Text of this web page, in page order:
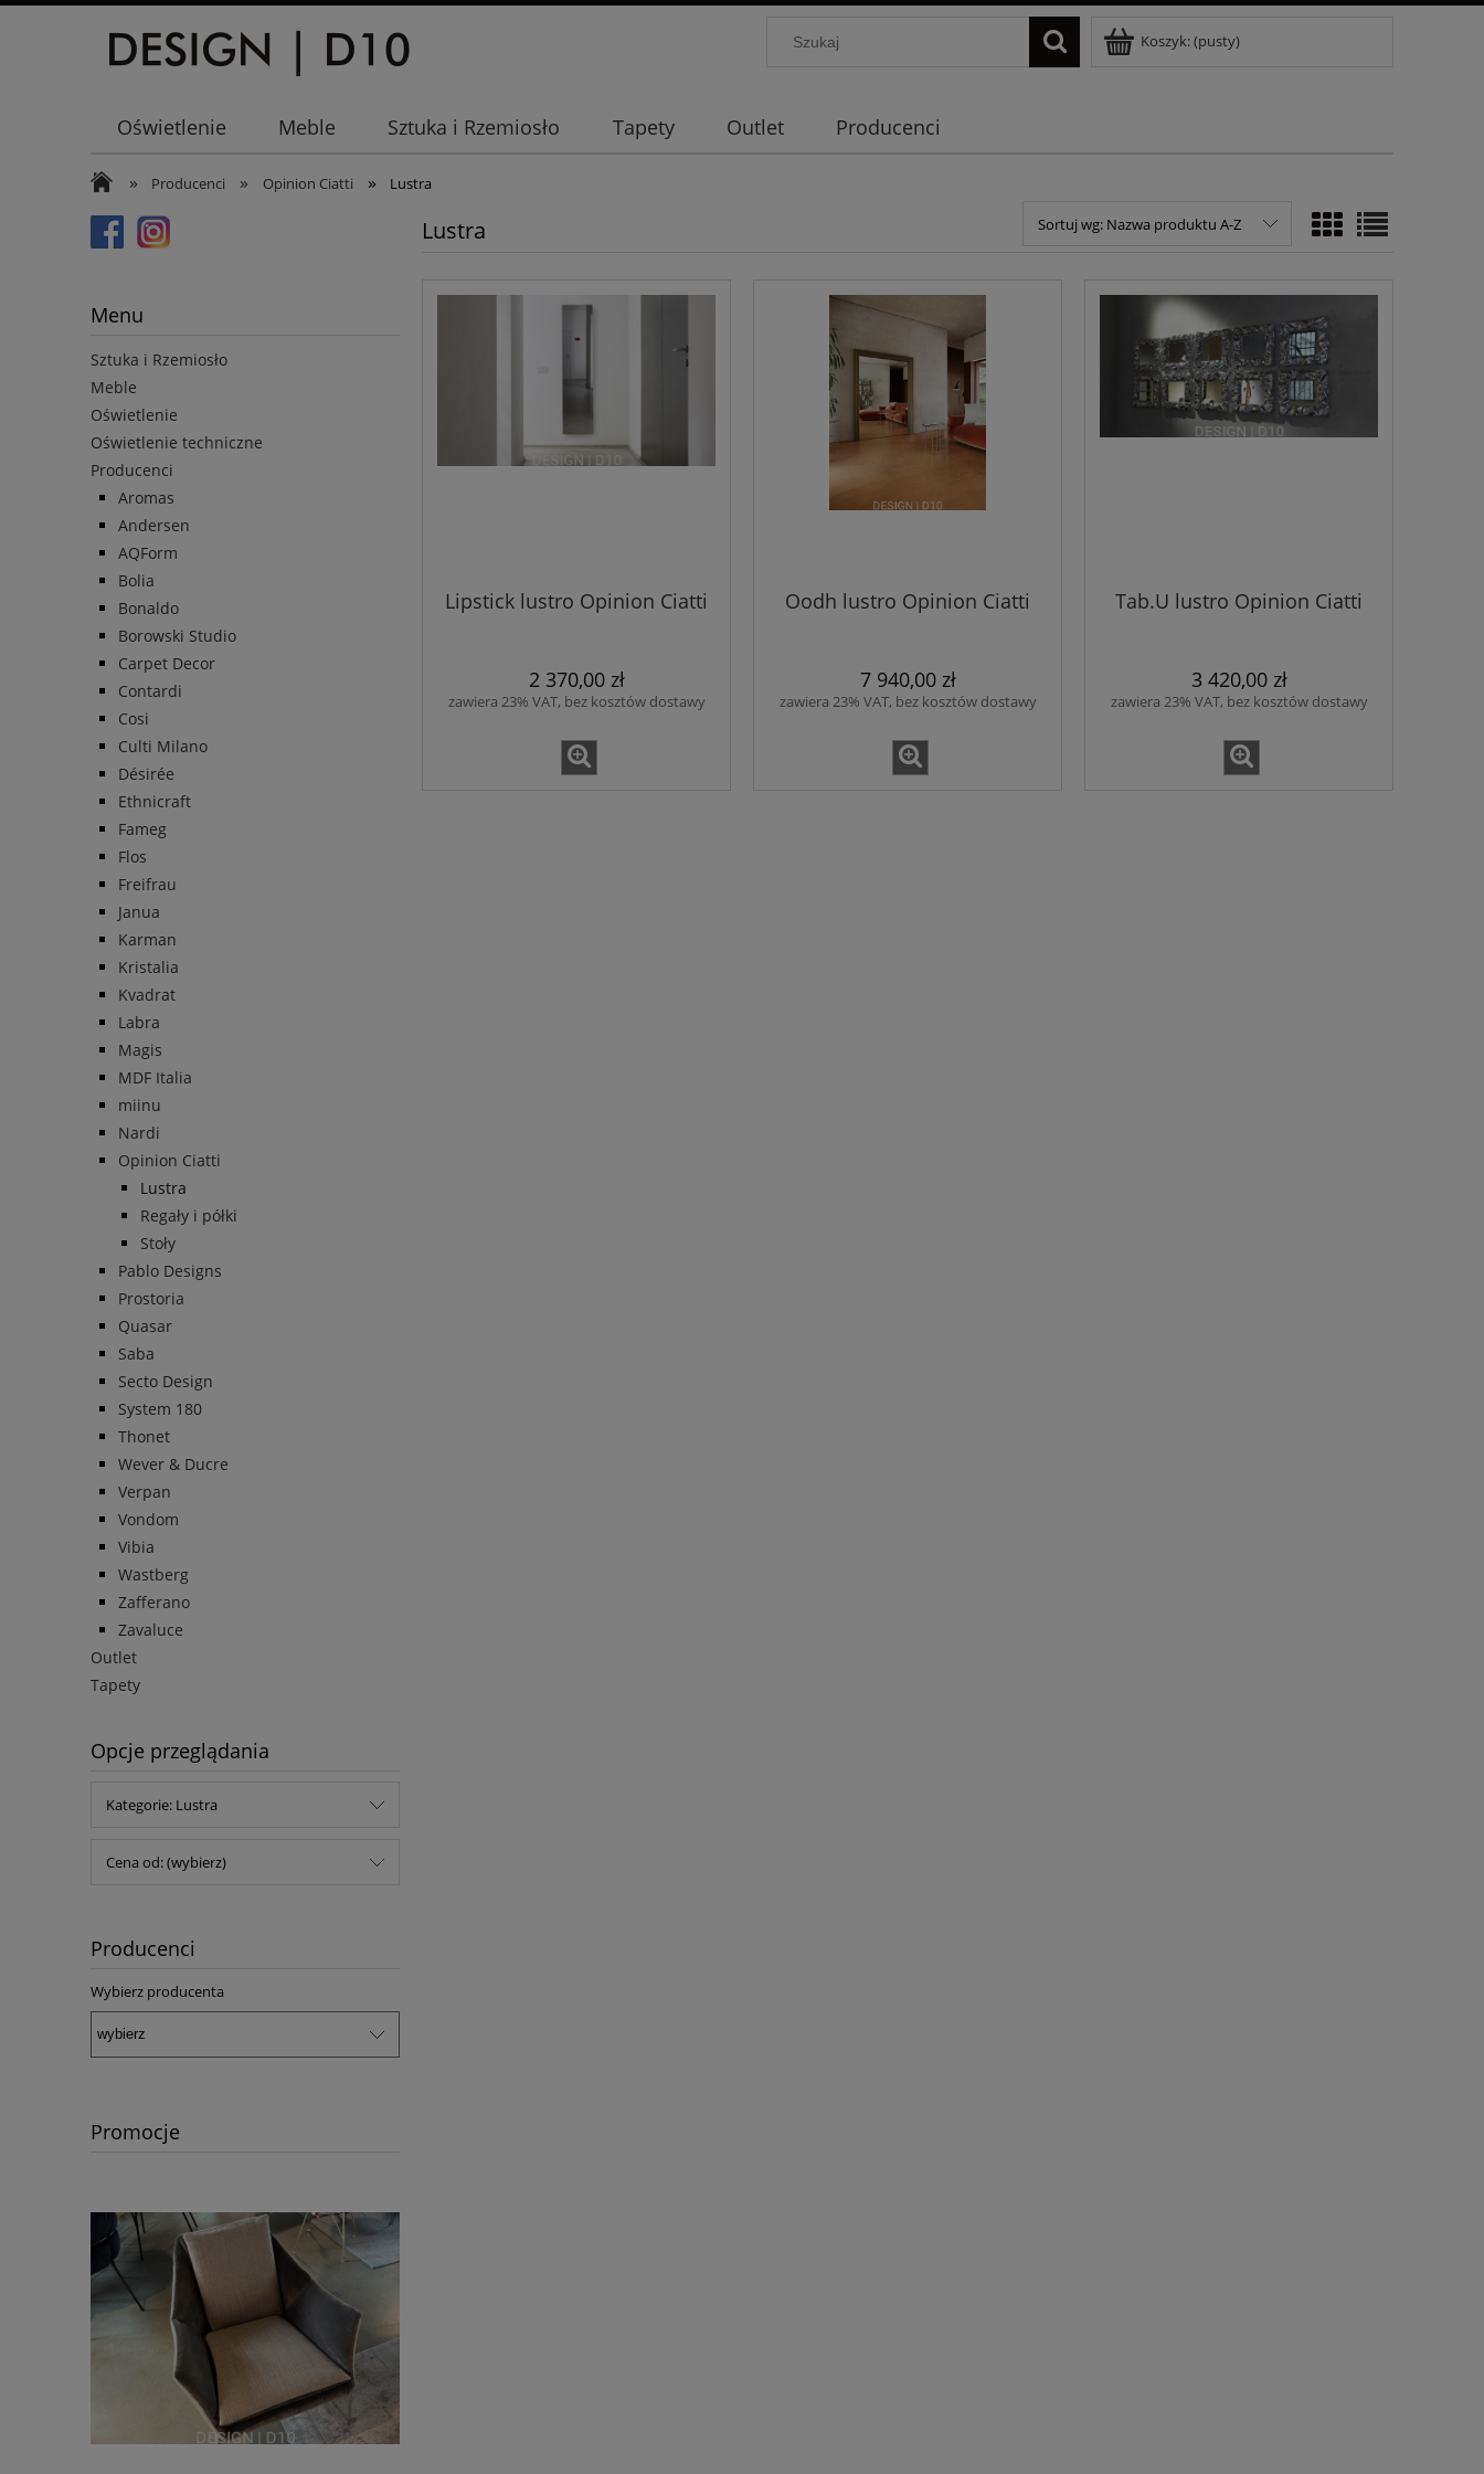
Koszyk:(pusty)
Oświetlenie Meble Sztuka i Rzemiosło Tapety Outlet Producenci
» Producenci » Opinion Ciatti » Lustra
Menu
Sztuka i Rzemiosło
Meble
Oświetlenie
Oświetlenie techniczne
Producenci
Aromas
Andersen
AQForm
Bolia
Bonaldo
Borowski Studio
Carpet Decor
Contardi
Cosi
Culti Milano
Désirée
Ethnicraft
Fameg
Flos
Freifrau
Janua
Karman
Kristalia
Kvadrat
Labra
Magis
MDF Italia
miinu
Nardi
Opinion Ciatti
Lustra
Regały i półki
Stoły
Pablo Designs
Prostoria
Quasar
Saba
Secto Design
System 180
Thonet
Wever & Ducre
Verpan
Vondom
Vibia
Wastberg
Zafferano
Zavaluce
Outlet
Tapety
Opcje przeglądania
Kategorie: Lustra
Cena od: (wybierz)
Producenci
Wybierz producenta
Promocje
Lustra Sortuj wg: Nazwa produktu A-Z
Lipstick lustro Opinion Ciatti
2 370,00 zł
zawiera 23% VAT, bez kosztów dostawy
Oodh lustro Opinion Ciatti
7 940,00 zł
zawiera 23% VAT, bez kosztów dostawy
Tab.U lustro Opinion Ciatti
3 420,00 zł
zawiera 23% VAT, bez kosztów dostawy